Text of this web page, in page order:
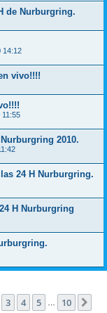
de Nurburgring.
14:12
vivo!!!!
11:55
2010.
24 H Nurburgring.
H Nurburgring
de 10
3 4 5 10